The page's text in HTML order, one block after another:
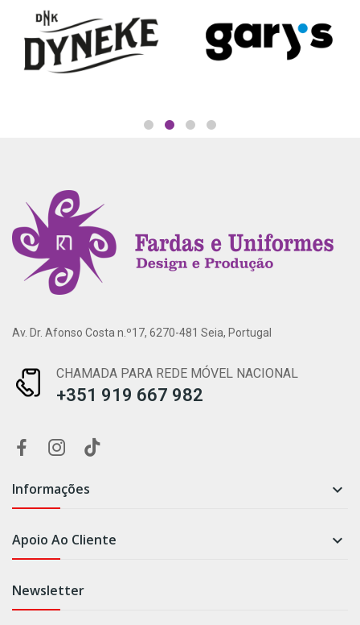
Av. Dr. Afonso Costa n.º17, 6270-481 Seia, Portugal
CHAMADA PARA REDE MÓVEL NACIONAL
+351 919 667 982
Informações 
Apoio Ao Cliente 
Newsletter